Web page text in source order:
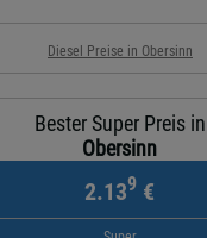
Diesel Preise in Obersinn
Bester Super Preis in
Obersinn
2.139 €